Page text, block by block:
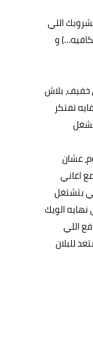
اللي
و
خفيف، بلاش
تفتكر
عشان
اغاني
بتشتغل
الويك
اللي
للبلان